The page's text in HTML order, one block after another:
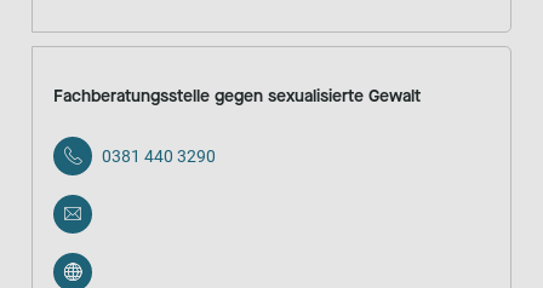
Fachberatungsstelle gegen sexualisierte Gewalt
0381 440 3290